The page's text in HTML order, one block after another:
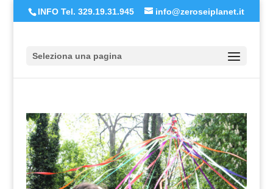
INFO Tel. 329.19.31.945 info@zeroseiplanet.it
Seleziona una pagina